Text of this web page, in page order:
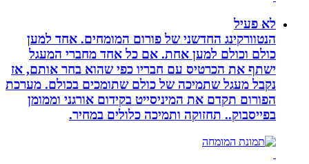
לא פעיל
הנטוורקינג החדשני של פורום המומחים. אחד למען
כולם וכולם למען אחת. אם כל אחד מחברי המעגל
ישתף את הכרטיס עם חבריו כפי שהוא בחר אותם, אז
נקבל מעגל שתמיכה של כולם שתומכים בכולם. מערכת
הפורום תקדם את המיניסייט בקידום אורגני וממומן
בפייסבוק.. תחזוקה ותמיכה כלולים במחיר.